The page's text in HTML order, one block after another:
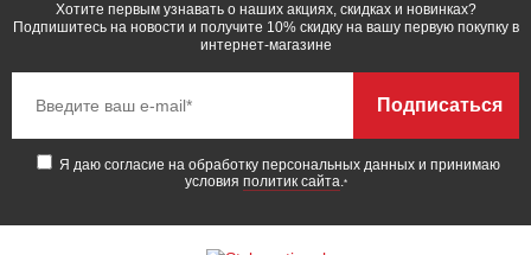
Хотите первым узнавать о наших акциях, скидках и новинках?
Подпишитесь на новости и получите 10% скидку на вашу первую покупку в
интернет-магазине
Я даю согласие на обработку персональных данных и принимаю
условия политик сайта.*
Подписаться